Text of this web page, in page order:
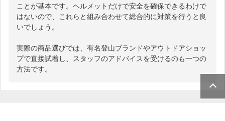
ことが基本です。ヘルメットだけで安全を確保できるわけで
はないので、これらと組み合わせて総合的に対策を行うと良
いでしょう。
実際の商品選びでは、有名登山ブランドやアウトドアショッ
プで直接試着し、スタッフのアドバイスを受けるのも一つの
方法です。